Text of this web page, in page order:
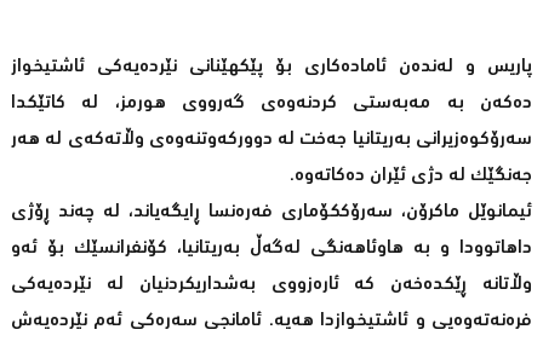
پاریس و لەندەن ئامادەکاری بۆ پێکهێنانی نێردەیەکی ئاشتیخواز
دەکەن بە مەبەستی کردنەوەی گەرووی هورمز، لە کاتێکدا
سەرۆکوەزیرانی بەریتانیا جەخت لە دوورکەوتنەوەی وڵاتەکەی لە هەر
جەنگێک له‌ دژی ئێران دەکاتەوە.
ئیمانوێل ماکرۆن، سەرۆککۆماری فەرەنسا ڕایگەیاند، لە چەند ڕۆژی
داهاتوودا و بە هاوئاهەنگی لەگەڵ بەریتانیا، کۆنفرانسێک بۆ ئەو
وڵاتانە ڕێکدەخەن کە ئارەزووی بەشداریکردنیان لە نێردەیەکی
فرەنەتەوەیی و ئاشتیخوازدا هەیە. ئامانجی سەرەکی ئەم نێردەیەش